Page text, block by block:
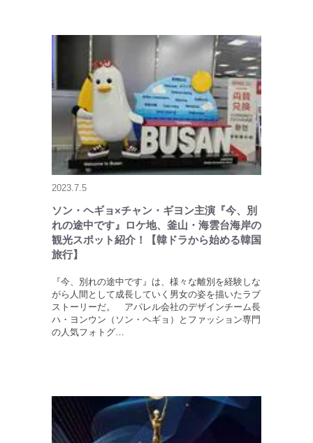
2023.7.5
ソン・ヘギョ×チャン・ギヨン主演『今、別
れの途中です』ロケ地、釜山・海雲台海岸の
観光スポット紹介！【韓ドラから始める韓国
旅行】
『今、別れの途中です』は、様々な離別を経験しな
がら人間として成長していく男女の姿を描いたラブ
ストーリーだ。 アパレル会社のデザインチーム長
ハ・ヨンウン（ソン・ヘギョ）とファッション専門
の人気フォトグ…